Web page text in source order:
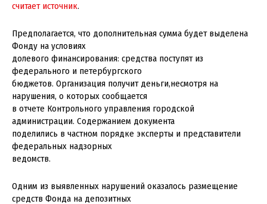
считает источник.
Предполагается, что дополнительная сумма будет выделена
Фонду на условиях
долевого финансирования: средства поступят из
федерального и петербургского
бюджетов. Организация получит деньги,несмотря на
нарушения, о которых сообщается
в отчете Контрольного управления городской
администрации. Содержанием документа
поделились в частном порядке эксперты и представители
федеральных надзорных
ведомств.
Одним из выявленных нарушений оказалось размещение
средств Фонда на депозитных